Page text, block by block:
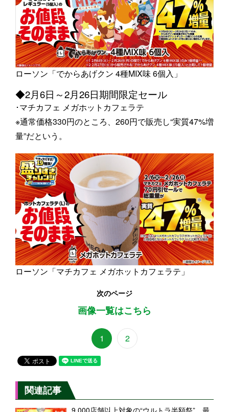
ローソン「でからあげクン 4種MIX味 6個入」
◆2月6日～2月26日期間限定セール
･マチカフェ メガホットカフェラテ
※通常価格330円のところ、260円で販売し“実質47%増
量”だという。
ローソン「マチカフェ メガホットカフェラテ」
次のページ
画像一覧はこちら
1 2
関連記事